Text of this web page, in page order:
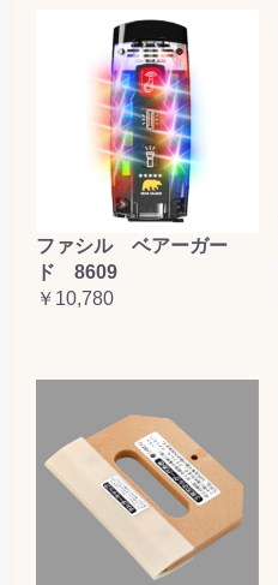
ファシル ベアーガー
ド 8609
￥10,780